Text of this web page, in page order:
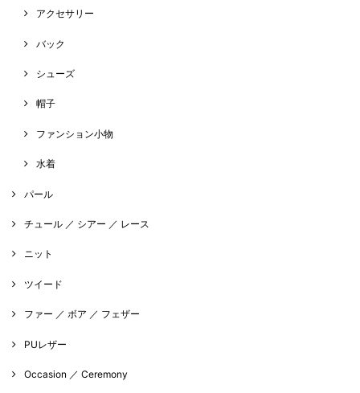
アクセサリー
バック
シューズ
帽子
ファンション小物
水着
パール
チュール ／ シアー ／ レース
ニット
ツイード
ファー ／ ボア ／ フェザー
PUレザー
Occasion ／ Ceremony